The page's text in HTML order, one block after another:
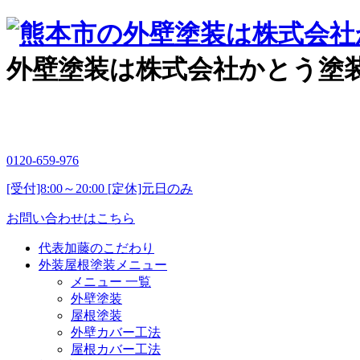
外壁塗装は株式会社かとう塗
0120-659-976
[受付]8:00～20:00 [定休]元日のみ
お問い合わせはこちら
代表加藤のこだわり
外装屋根塗装メニュー
メニュー 一覧
外壁塗装
屋根塗装
外壁カバー工法
屋根カバー工法